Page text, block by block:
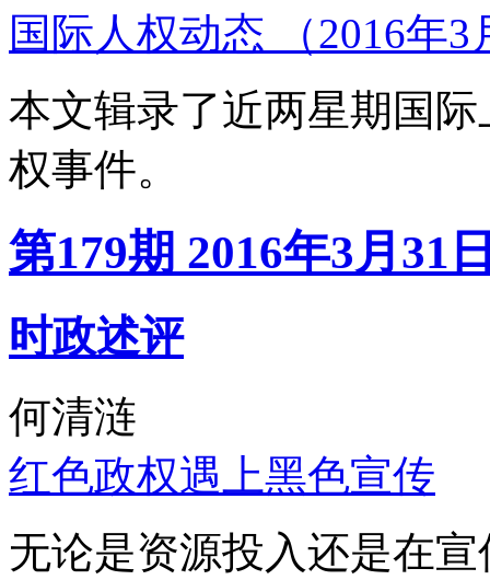
国际人权动态 （2016年
本文辑录了近两星期国
权事件。
第179期 2016年3月31
时政述评
何清涟
红色政权遇上黑色宣传
无论是资源投入还是在